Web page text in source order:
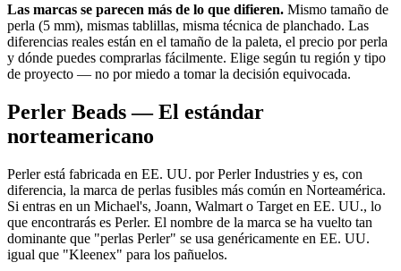
Las marcas se parecen más de lo que difieren. Mismo tamaño de
perla (5 mm), mismas tablillas, misma técnica de planchado. Las
diferencias reales están en el tamaño de la paleta, el precio por perla
y dónde puedes comprarlas fácilmente. Elige según tu región y tipo
de proyecto — no por miedo a tomar la decisión equivocada.
Perler Beads — El estándar
norteamericano
Perler está fabricada en EE. UU. por Perler Industries y es, con
diferencia, la marca de perlas fusibles más común en Norteamérica.
Si entras en un Michael's, Joann, Walmart o Target en EE. UU., lo
que encontrarás es Perler. El nombre de la marca se ha vuelto tan
dominante que "perlas Perler" se usa genéricamente en EE. UU.
igual que "Kleenex" para los pañuelos.